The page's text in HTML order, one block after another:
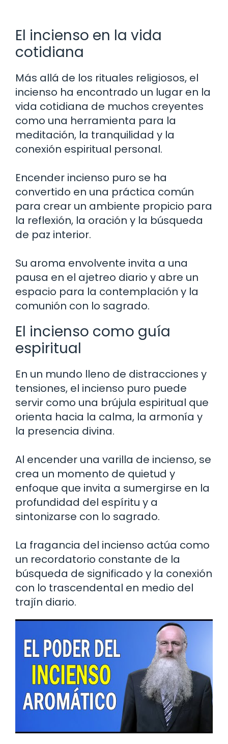
El incienso en la vida
cotidiana
Más allá de los rituales religiosos, el
incienso ha encontrado un lugar en la
vida cotidiana de muchos creyentes
como una herramienta para la
meditación, la tranquilidad y la
conexión espiritual personal.
Encender incienso puro se ha
convertido en una práctica común
para crear un ambiente propicio para
la reflexión, la oración y la búsqueda
de paz interior.
Su aroma envolvente invita a una
pausa en el ajetreo diario y abre un
espacio para la contemplación y la
comunión con lo sagrado.
El incienso como guía
espiritual
En un mundo lleno de distracciones y
tensiones, el incienso puro puede
servir como una brújula espiritual que
orienta hacia la calma, la armonía y
la presencia divina.
Al encender una varilla de incienso, se
crea un momento de quietud y
enfoque que invita a sumergirse en la
profundidad del espíritu y a
sintonizarse con lo sagrado.
La fragancia del incienso actúa como
un recordatorio constante de la
búsqueda de significado y la conexión
con lo trascendental en medio del
trajín diario.